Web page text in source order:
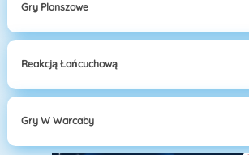
Gry Planszowe
Reakcją Łańcuchową
Gry W Warcaby